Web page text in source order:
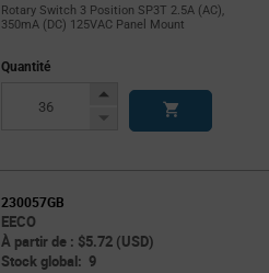
Rotary Switch 3 Position SP3T 2.5A (AC),
350mA (DC) 125VAC Panel Mount
Quantité
Increase
Decrease
230057GB
EECO
À partir de : $5.72 (USD)
Stock global: 9